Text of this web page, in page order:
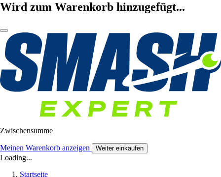
Wird zum Warenkorb hinzugefügt...
Zwischensumme
Meinen Warenkorb anzeigen Weiter einkaufen
Loading...
Startseite